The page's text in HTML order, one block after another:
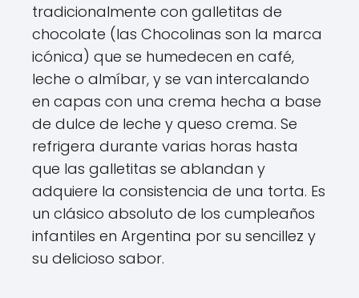
tradicionalmente con galletitas de
chocolate (las Chocolinas son la marca
icónica) que se humedecen en café,
leche o almíbar, y se van intercalando
en capas con una crema hecha a base
de dulce de leche y queso crema. Se
refrigera durante varias horas hasta
que las galletitas se ablandan y
adquiere la consistencia de una torta. Es
un clásico absoluto de los cumpleaños
infantiles en Argentina por su sencillez y
su delicioso sabor.